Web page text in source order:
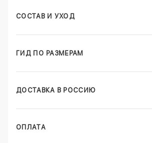
СОСТАВ И УХОД
ГИД ПО РАЗМЕРАМ
ДОСТАВКА В РОССИЮ
ОПЛАТА